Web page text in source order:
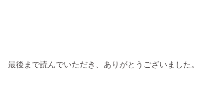
最後まで読んでいただき、ありがとうございました。